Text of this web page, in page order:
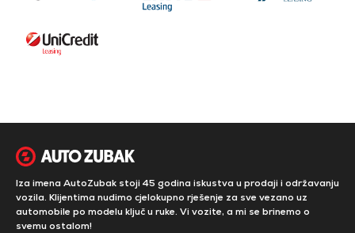
Iza imena AutoZubak stoji 45 godina iskustva u prodaji i održavanju
vozila. Klijentima nudimo cjelokupno rješenje za sve vezano uz
automobile po modelu ključ u ruke. Vi vozite, a mi se brinemo o
svemu ostalom!